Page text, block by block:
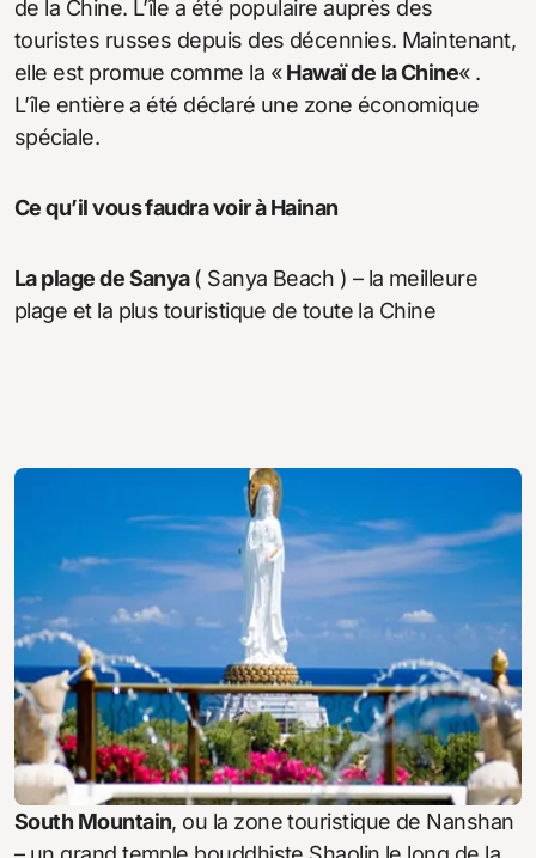
de la Chine. L’île a été populaire auprès des
touristes russes depuis des décennies. Maintenant,
elle est promue comme la «Hawaï de la Chine« .
L’île entière a été déclaré une zone économique
spéciale.
Ce qu’il vous faudra voir à Hainan
La plage de Sanya ( Sanya Beach ) – la meilleure
plage et la plus touristique de toute la Chine
South Mountain, ou la zone touristique de Nanshan